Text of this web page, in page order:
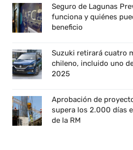
Seguro de Lagunas
funciona y quiénes
beneficio
Suzuki retirará cuatro
chileno, incluido uno
2025
Aprobación de
supera los 2.000 días
de la RM